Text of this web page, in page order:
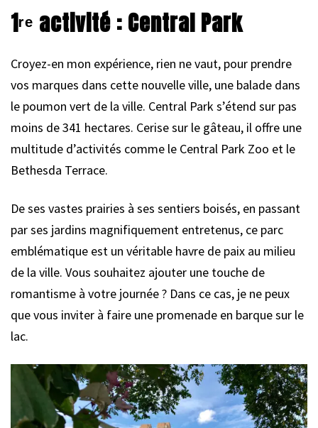
1ʳᵉ activité : Central Park
Croyez-en mon expérience, rien ne vaut, pour prendre
vos marques dans cette nouvelle ville, une balade dans
le poumon vert de la ville. Central Park s’étend sur pas
moins de 341 hectares. Cerise sur le gâteau, il offre une
multitude d’activités comme le Central Park Zoo et le
Bethesda Terrace.
De ses vastes prairies à ses sentiers boisés, en passant
par ses jardins magnifiquement entretenus, ce parc
emblématique est un véritable havre de paix au milieu
de la ville. Vous souhaitez ajouter une touche de
romantisme à votre journée ? Dans ce cas, je ne peux
que vous inviter à faire une promenade en barque sur le
lac.